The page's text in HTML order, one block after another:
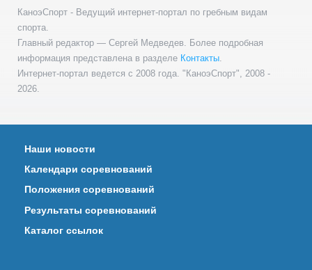
КаноэСпорт - Ведущий интернет-портал по гребным видам
спорта.
Главный редактор — Сергей Медведев. Более подробная
информация представлена в разделе Контакты
Интернет-портал ведется с 2008 года. "КаноэСпорт", 2008 -
2026.
Наши новости
Календари соревнований
Положения соревнований
Результаты соревнований
Каталог ссылок